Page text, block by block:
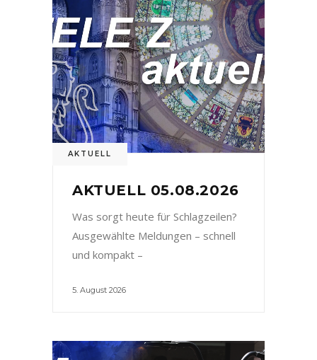
AKTUELL
AKTUELL 05.08.2026
Was sorgt heute für Schlagzeilen?
Ausgewählte Meldungen – schnell
und kompakt –
5. August 2026